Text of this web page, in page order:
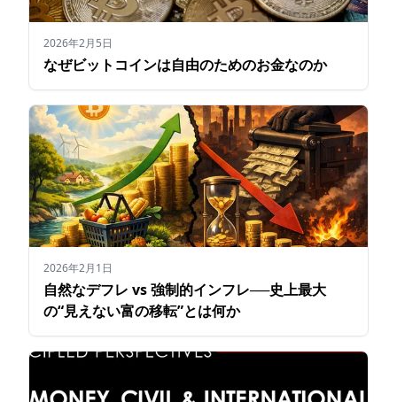
2026年2月5日
なぜビットコインは自由のためのお金なのか
2026年2月1日
自然なデフレ vs 強制的インフレ──史上最大
の“見えない富の移転”とは何か